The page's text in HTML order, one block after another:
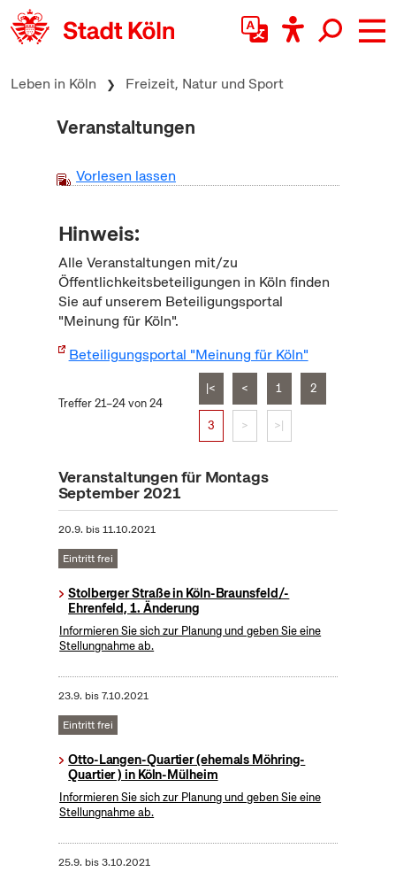
zum Inhalt springen
Leben in Köln Freizeit, Natur und Sport
Veranstaltungen
Vorlesen lassen
Hinweis:
Alle Veranstaltungen mit/zu
Öffentlichkeitsbeteiligungen in Köln finden
Sie auf unserem Beteiligungsportal
"Meinung für Köln".
Beteiligungsportal "Meinung für Köln"
Treffer 21–24 von 24
|< < 1 2
3 > >|
Veranstaltungen für Montags
September 2021
20.9. bis11.10.2021
Eintritt frei
Stolberger Straße in Köln-Braunsfeld/-
Ehrenfeld, 1. Änderung
Informieren Sie sich zur Planung und geben Sie eine
Stellungnahme ab.
23.9. bis7.10.2021
Eintritt frei
Otto-Langen-Quartier (ehemals Möhring-
Quartier ) in Köln-Mülheim
Informieren Sie sich zur Planung und geben Sie eine
Stellungnahme ab.
25.9. bis3.10.2021